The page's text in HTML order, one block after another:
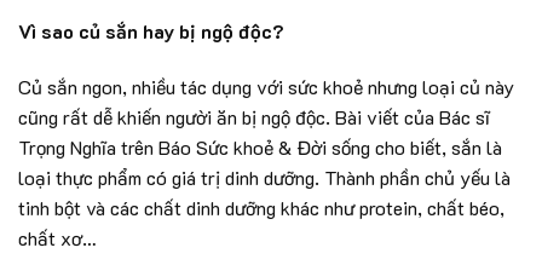
Vì sao củ sắn hay bị ngộ độc?
Củ sắn ngon, nhiều tác dụng với sức khoẻ nhưng loại củ này
cũng rất dễ khiến người ăn bị ngộ độc. Bài viết của Bác sĩ
Trọng Nghĩa trên Báo Sức khoẻ & Đời sống cho biết, sắn là
loại thực phẩm có giá trị dinh dưỡng. Thành phần chủ yếu là
tinh bột và các chất dinh dưỡng khác như protein, chất béo,
chất xơ…